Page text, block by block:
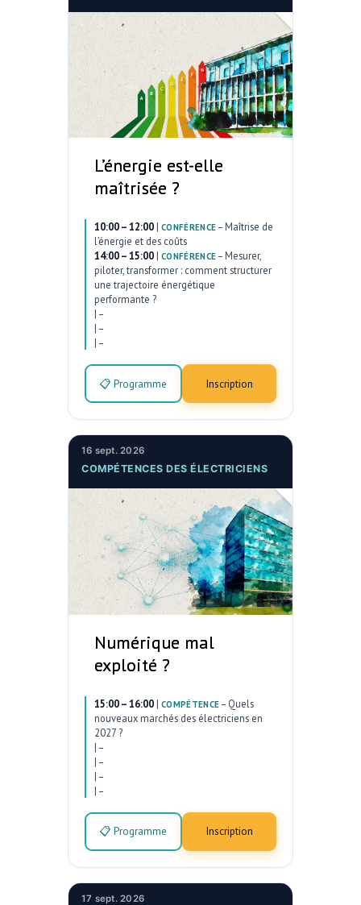
L’énergie est-elle
maîtrisée ?
10:00 – 12:00 | CONFÉRENCE – Maîtrise de
l’énergie et des coûts
14:00 – 15:00 | CONFÉRENCE – Mesurer,
piloter, transformer : comment structurer
une trajectoire énergétique
performante ?
| –
| –
| –
📋 Programme Inscription
16 sept. 2026
COMPÉTENCES DES ÉLECTRICIENS
Numérique mal
exploité ?
15:00 – 16:00 | COMPÉTENCE – Quels
nouveaux marchés des électriciens en
2027 ?
| –
| –
| –
| –
📋 Programme Inscription
17 sept. 2026